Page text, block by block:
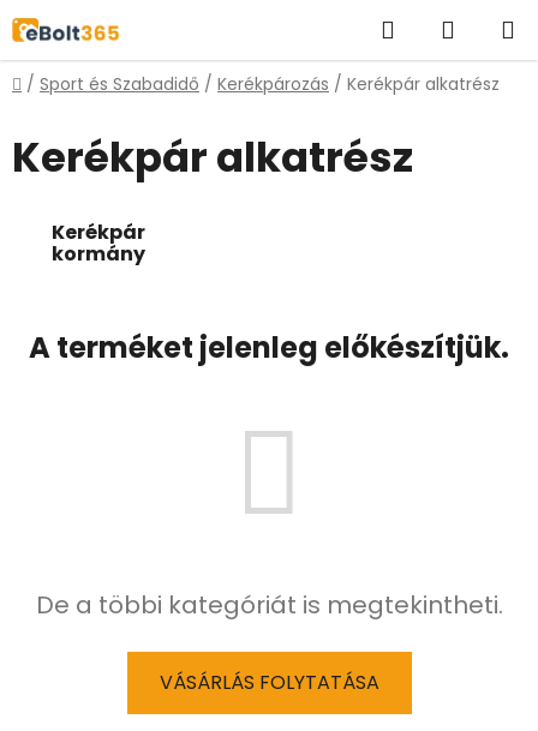
Ugrás
fő
tartalomhoz
KeresésKOSÁR
Kezdőlap
/ Sport és Szabadidő / Kerékpározás / Kerékpár alkatrész
Kerékpár alkatrész
Kerékpár
kormány
A terméket jelenleg előkészítjük.
De a többi kategóriát is megtekintheti.
VÁSÁRLÁS FOLYTATÁSA